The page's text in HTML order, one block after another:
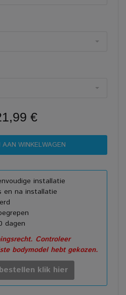
€
installatie
en na installatie
dagen
Controleer
bodymodel hebt gekozen.
klik hier